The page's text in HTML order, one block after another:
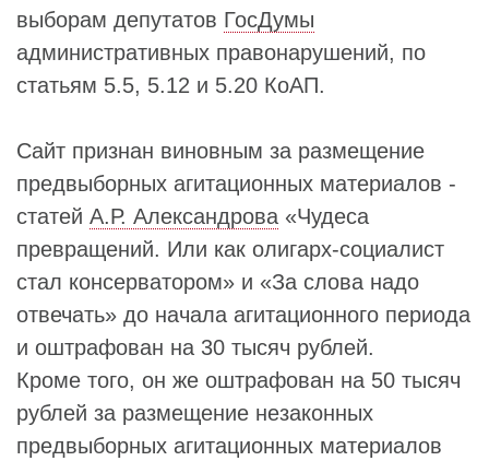
выборам депутатов ГосДумы
административных правонарушений, по
статьям 5.5, 5.12 и 5.20 КоАП.
Сайт признан виновным за размещение
предвыборных агитационных материалов -
статей А.Р. Александрова «Чудеса
превращений. Или как олигарх-социалист
стал консерватором» и «За слова надо
отвечать» до начала агитационного периода
и оштрафован на 30 тысяч рублей.
Кроме того, он же оштрафован на 50 тысяч
рублей за размещение незаконных
предвыборных агитационных материалов